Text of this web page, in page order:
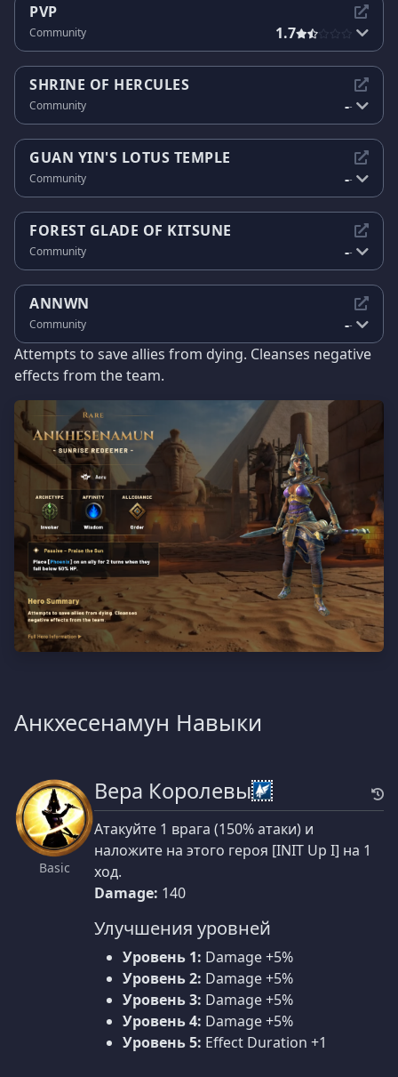
PVP
Community 1.7
SHRINE OF HERCULES
Community --
GUAN YIN'S LOTUS TEMPLE
Community --
FOREST GLADE OF KITSUNE
Community --
ANNWN
Community --
Attempts to save allies from dying. Cleanses negative
effects from the team.
Анкхесенамун Навыки
Basic
Вера Королевы
Атакуйте 1 врага (150% атаки) и
наложите на этого героя [INIT Up I] на 1
ход.
Damage: 140
Улучшения уровней
Уровень 1: Damage +5%
Уровень 2: Damage +5%
Уровень 3: Damage +5%
Уровень 4: Damage +5%
Уровень 5: Effect Duration +1